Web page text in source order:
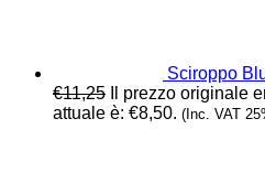
Sciroppo
€11,25 Il prezzo originale
attuale è: €8,50. (Inc. VAT